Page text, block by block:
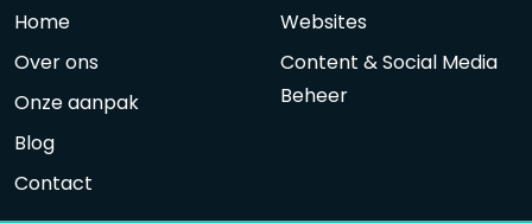
Home
Over ons
Onze aanpak
Blog
Contact
Websites
Content & Social Media
Beheer